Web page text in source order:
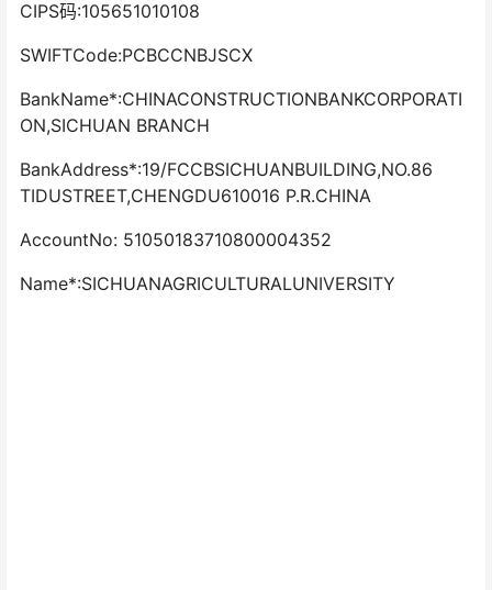
CIPS码:105651010108
SWIFTCode:PCBCCNBJSCX
BankName*:CHINACONSTRUCTIONBANKCORPORATI
ON,SICHUAN BRANCH
BankAddress*:19/FCCBSICHUANBUILDING,NO.86
TIDUSTREET,CHENGDU610016 P.R.CHINA
AccountNo: 51050183710800004352
Name*:SICHUANAGRICULTURALUNIVERSITY